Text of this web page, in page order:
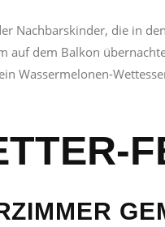
Nachbarskinder, die in
auf dem Balkon
Wassermelonen-